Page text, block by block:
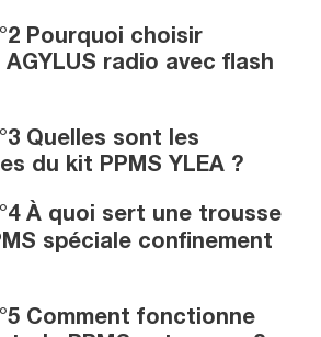
Pourquoi choisir
AGYLUS radio avec flash
Quelles sont les
du kit PPMS YLEA ?
À quoi sert une trousse
spéciale confinement
Comment fonctionne